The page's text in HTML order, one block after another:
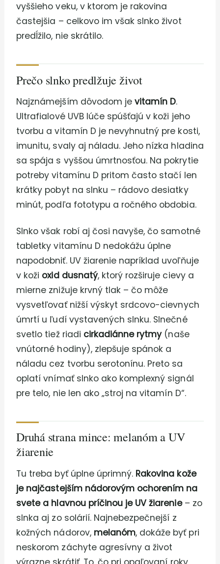
vyššieho veku, v ktorom je rakovina
častejšia – celkovo im však slnko život
predĺžilo, nie skrátilo.
Prečo slnko predlžuje život
Najznámejším dôvodom jevitamín D.
Ultrafialové UVB lúče spúšťajú v koži jeho
tvorbu a vitamín D je nevyhnutný pre kosti,
imunitu, svaly aj náladu. Jeho nízka hladina
sa spája s vyššou úmrtnosťou. Na pokrytie
potreby vitamínu D pritom často stačí len
krátky pobyt na slnku – rádovo desiatky
minút, podľa fototypu a ročného obdobia.
Slnko však robí aj čosi navyše, čo samotné
tabletky vitamínu D nedokážu úplne
napodobniť. UV žiarenie napríklad uvoľňuje
v koži oxid dusnatý, ktorý rozširuje cievy a
mierne znižuje krvný tlak – čo môže
vysvetľovať nižší výskyt srdcovo-cievnych
úmrtí u ľudí vystavených slnku. Slnečné
svetlo tiež riadi cirkadiánne rytmy(naše
vnútorné hodiny), zlepšuje spánok a
náladu cez tvorbu serotonínu. Preto sa
oplatí vnímať slnko ako komplexný signál
pre telo, nie len ako „stroj na vitamín D“.
Druhá strana mince: melanóm a UV
žiarenie
Tu treba byť úplne úprimný. Rakovina kože
je najčastejším nádorovým ochorením na
svete a hlavnou príčinou je UV žiarenie– zo
slnka aj zo solárií. Najnebezpečnejší z
kožných nádorov, melanóm, dokáže byť pri
neskorom záchyte agresívny a život